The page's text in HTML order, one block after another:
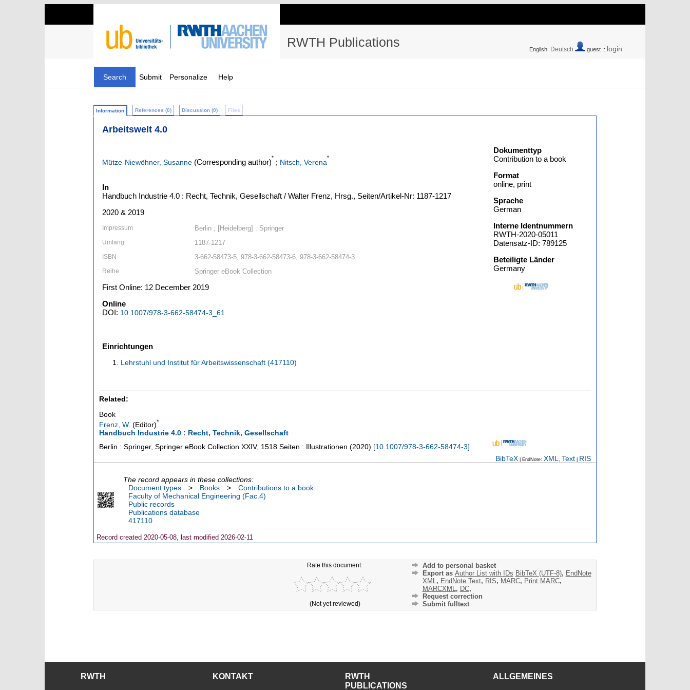
RWTH Publications English Deutsch guest :: login
Search Submit Personalize Help
Information References (0) Discussion (0) Files
Arbeitswelt 4.0
Mütze-Niewöhner, Susanne (Corresponding author)
*
; Nitsch, Verena
*
In
Handbuch Industrie 4.0 : Recht, Technik, Gesellschaft / Walter Frenz, Hrsg., Seiten/Artikel-Nr: 1187-1217
2020 & 2019
Impressum Berlin ; [Heidelberg] : Springer
Umfang 1187-1217
ISBN 3-662-58473-5, 978-3-662-58473-6, 978-3-662-58474-3
Reihe Springer eBook Collection
First Online: 12 December 2019
Online
DOI: 10.1007/978-3-662-58474-3_61
Einrichtungen
Lehrstuhl und Institut für Arbeitswissenschaft (417110)
Dokumenttyp
Contribution to a book
Format
online, print
Sprache
German
Interne Identnummern
RWTH-2020-05011
Datensatz-ID: 789125
Beteiligte Länder
Germany
Related:
Book
Frenz, W. (Editor)*
Handbuch Industrie 4.0 : Recht, Technik, Gesellschaft
Berlin : Springer, Springer eBook Collection XXIV, 1518 Seiten : Illustrationen (2020) [10.1007/978-3-662-58474-3]
BibTeX | EndNote: XML Text RIS
The record appears in these collections:
Document types
> Books >
Contributions to a book
Faculty of Mechanical Engineering (Fac.4)
Public records
Publications database
417110
Record created 2020-05-08, last modified 2026-02-11
Rate this document:
(Not yet reviewed)
Add to personal basket
Export as Author List with IDs BibTeX (UTF-8), EndNote
XML, EndNote Text, RIS, MARC, Print MARC,
MARCXML, DC,
Request correction
Submit fulltext
RWTH KONTAKT
RWTH
PUBLICATIONS
ALLGEMEINES